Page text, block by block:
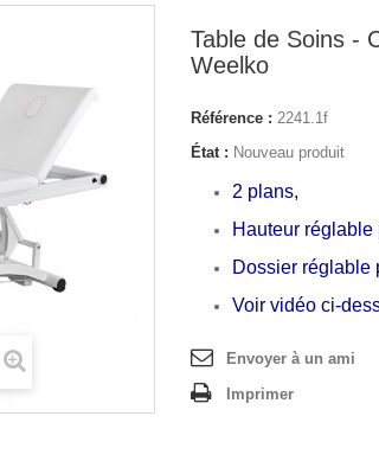
Table de Soins -
Weelko
Référence : 2241.1f
État : Nouveau produit
2 plans,
Hauteur réglable
Dossier réglable
Voir vidéo ci-
Envoyer à un ami
Imprimer